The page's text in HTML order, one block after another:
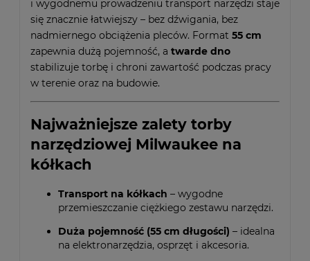
i wygodnemu prowadzeniu transport narzędzi staje
się znacznie łatwiejszy – bez dźwigania, bez
nadmiernego obciążenia pleców. Format 55 cm
zapewnia dużą pojemność, a twarde dno
stabilizuje torbę i chroni zawartość podczas pracy
w terenie oraz na budowie.
Najważniejsze zalety torby
narzędziowej Milwaukee na
kółkach
Transport na kółkach – wygodne
przemieszczanie ciężkiego zestawu narzędzi.
Duża pojemność (55 cm długości) – idealna
na elektronarzędzia, osprzęt i akcesoria.